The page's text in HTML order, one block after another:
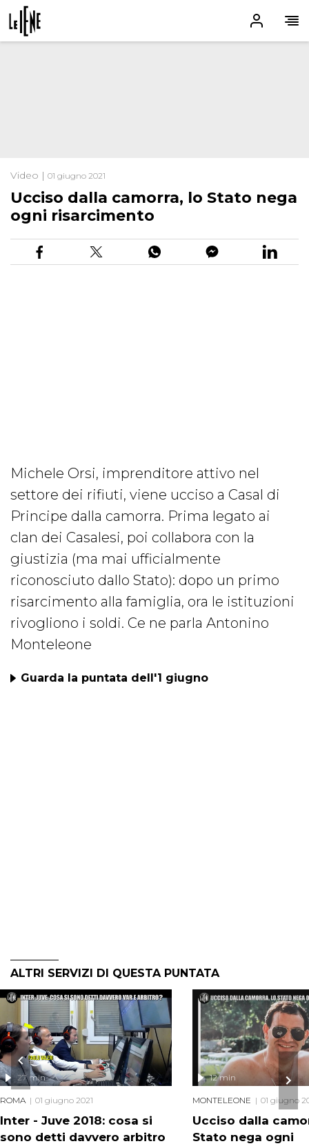
Video | 01 giugno 2021
Ucciso dalla camorra, lo Stato nega
ogni risarcimento
Michele Orsi, imprenditore attivo nel
settore dei rifiuti, viene ucciso a Casal di
Principe dalla camorra. Prima legato ai
clan dei Casalesi, poi collabora con la
giustizia (ma mai ufficialmente
riconosciuto dallo Stato): dopo un primo
risarcimento alla famiglia, ora le istituzioni
rivogliono i soldi. Ce ne parla Antonino
Monteleone
Guarda la puntata dell'1 giugno
ALTRI SERVIZI DI QUESTA PUNTATA
Inter - Juve 2018: cosa si
sono detti davvero arbitro
27 min
ROMA 01 giugno 2021
Ucciso dalla
Stato nega ogni
12 min
MONTELEONE 01 giugno